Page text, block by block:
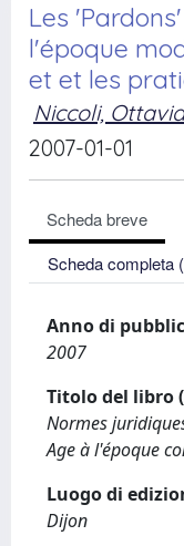
Les
l'époque
et et les
Niccoli, Ottavia
2007-01-01
Scheda breve
Scheda completa
Anno di
2007
Titolo del libro
Normes
Age à l'époque
Luogo di
Dijon